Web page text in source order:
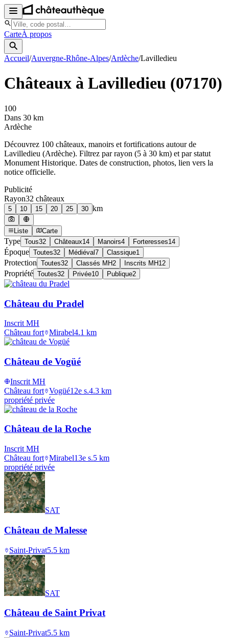
CarteÀ propos
Accueil/Auvergne-Rhône-Alpes/Ardèche/Lavilledieu
Châteaux à Lavilledieu (07170)
100
Dans 30 km
Ardèche
Découvrez 100 châteaux, manoirs et fortifications autour de
Lavilledieu (Ardèche). Filtrez par rayon (5 à 30 km) et par statut
Monument Historique. Dates de construction, photos, lien vers la
notice officielle.
Publicité
Rayon32 châteaux
5 10 15 20 25 30 km
Liste Carte
Type Tous32 Châteaux14 Manoirs4 Forteresses14
Époque Toutes32 Médiéval 7 Classique1
Protection Toutes32 Classés MH2 Inscrits MH12
Propriété Toutes32 Privée10 Publique2
Château du Pradel
Inscrit MH
Château fort Mirabel4.1 km
Château de Vogüé
Inscrit MH
Château fort Vogüé12e s.4.3 km
propriété privée
Château de la Roche
Inscrit MH
Château fort Mirabel13e s.5 km
propriété privée
SAT
Château de Malesse
Saint-Privat5.5 km
SAT
Château de Saint Privat
Saint-Privat5.5 km